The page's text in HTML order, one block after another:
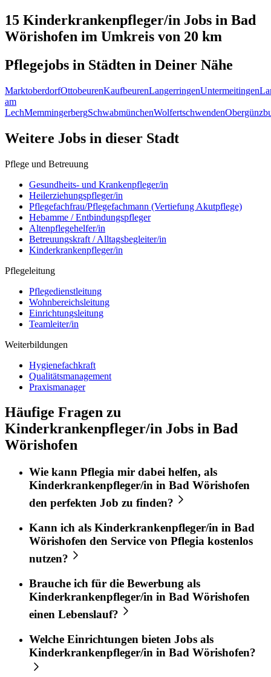
15 Kinderkrankenpfleger/in Jobs in Bad
Wörishofen im Umkreis von 20 km
Pflegejobs in Städten in Deiner Nähe
MarktoberdorfOttobeurenKaufbeurenLangerringenUntermeitingen
am
LechMemmingerbergSchwabmünchenWolfertschwenden
Weitere Jobs in dieser Stadt
Pflege und Betreuung
Gesundheits- und Krankenpfleger/in
Heilerziehungspfleger/in
Pflegefachfrau/Pflegefachmann (Vertiefung Akutpflege)
Hebamme / Entbindungspfleger
Altenpflegehelfer/in
Betreuungskraft / Alltagsbegleiter/in
Kinderkrankenpfleger/in
Pflegeleitung
Pflegedienstleitung
Wohnbereichsleitung
Einrichtungsleitung
Teamleiter/in
Weiterbildungen
Hygienefachkraft
Qualitätsmanagement
Praxismanager
Häufige Fragen zu
Kinderkrankenpfleger/in Jobs in Bad
Wörishofen
Wie kann Pflegia mir dabei helfen, als
Kinderkrankenpfleger/in in Bad Wörishofen
den perfekten Job zu finden?
Kann ich als Kinderkrankenpfleger/in in Bad
Wörishofen den Service von Pflegia kostenlos
nutzen?
Brauche ich für die Bewerbung als
Kinderkrankenpfleger/in in Bad Wörishofen
einen Lebenslauf?
Welche Einrichtungen bieten Jobs als
Kinderkrankenpfleger/in in Bad Wörishofen?